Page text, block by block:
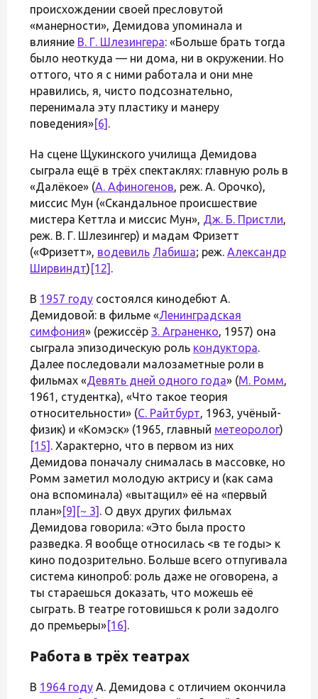
происхождении своей пресловутой
«манерности», Демидова упоминала и
влияние В. Г. Шлезингера: «Больше брать тогда
было неоткуда — ни дома, ни в окружении. Но
оттого, что я с ними работала и они мне
нравились, я, чисто подсознательно,
перенимала эту пластику и манеру
поведения»[6] .
На сцене Щукинского училища Демидова
сыграла ещё в трёх спектаклях: главную роль в
«Далёкое» (А. Афиногенов, реж. А. Орочко),
миссис Мун («Скандальное происшествие
мистера Кеттла и миссис Мун», Дж. Б. Пристли,
реж. В. Г. Шлезингер) и мадам Фризетт
(«Фризетт», водевиль Лабиша; реж. Александр
Ширвиндт) [12] .
В 1957 году состоялся кинодебют А.
Демидовой: в фильме «Ленинградская
симфония» (режиссёр З. Аграненко, 1957) она
сыграла эпизодическую роль кондуктора.
Далее последовали малозаметные роли в
фильмах «Девять дней одного года» (М. Ромм,
1961, студентка), «Что такое теория
относительности» (С. Райтбурт, 1963, учёный-
физик) и «Комэск» (1965, главный метеоролог)
[15] . Характерно, что в первом из них
Демидова поначалу снималась в массовке, но
Ромм заметил молодую актрису и (как сама
она вспоминала) «вытащил» её на «первый
план»[9] [~ 3] . О двух других фильмах
Демидова говорила: «Это была просто
разведка. Я вообще относилась <в те годы> к
кино подозрительно. Больше всего отпугивала
система кинопроб: роль даже не оговорена, а
ты стараешься доказать, что можешь её
сыграть. В театре готовишься к роли задолго
до премьеры»[16] .
Работа в трёх театрах
В 1964 году А. Демидова с отличием окончила